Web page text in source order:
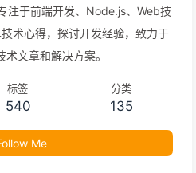
注于前端开发、Node.js、Web技
术心得，探讨开发经验，致力于
文章和解决方案。
标签
540
分类
135
Me